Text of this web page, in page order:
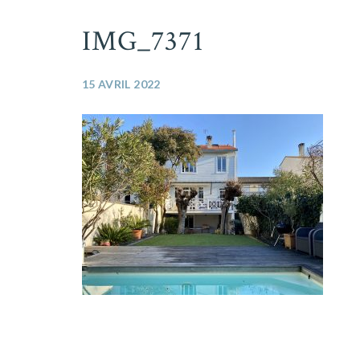
IMG_7371
15 AVRIL 2022